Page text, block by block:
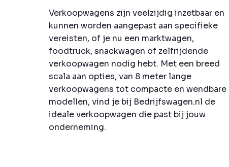
Verkoopwagens zijn veelzijdig inzetbaar en
kunnen worden aangepast aan specifieke
vereisten, of je nu een marktwagen,
foodtruck, snackwagen of zelfrijdende
verkoopwagen nodig hebt. Met een breed
scala aan opties, van 8 meter lange
verkoopwagens tot compacte en wendbare
modellen, vind je bij Bedrijfswagen.nl de
ideale verkoopwagen die past bij jouw
onderneming.